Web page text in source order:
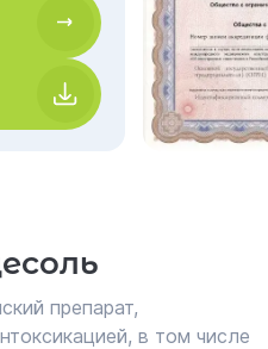
препарат,
в том числе